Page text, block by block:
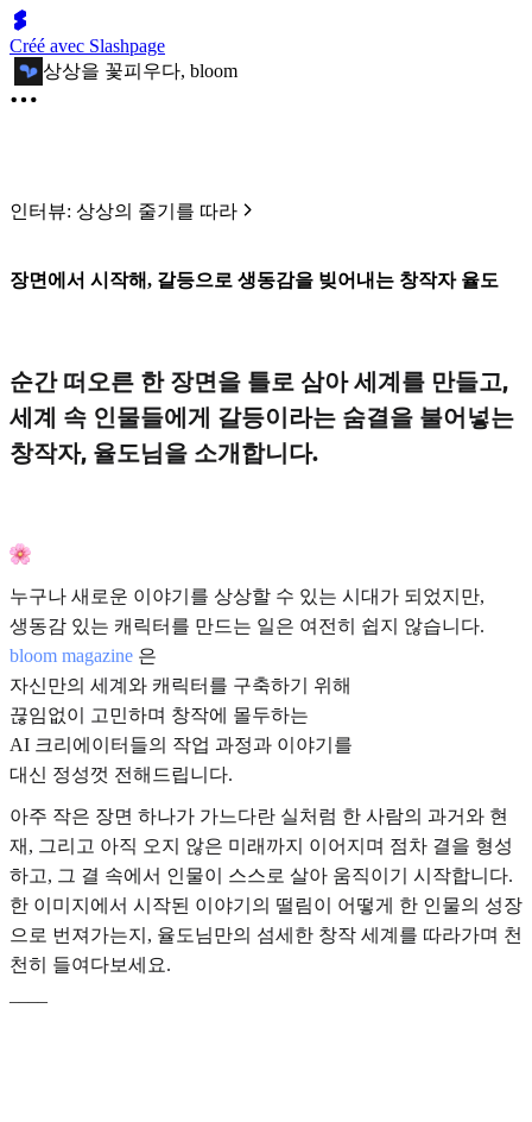
Créé avec Slashpage
상상을 꽃피우다, bloom
인터뷰: 상상의 줄기를 따라
장면에서 시작해, 갈등으로 생동감을 빚어내는 창작자 율도
순간 떠오른 한 장면을 틀로 삼아 세계를 만들고,
세계 속 인물들에게 갈등이라는 숨결을 불어넣는
창작자, 율도님을 소개합니다.
누구나 새로운 이야기를 상상할 수 있는 시대가 되었지만,
생동감 있는 캐릭터를 만드는 일은 여전히 쉽지 않습니다.
bloom magazine 은
자신만의 세계와 캐릭터를 구축하기 위해
끊임없이 고민하며 창작에 몰두하는
AI 크리에이터들의 작업 과정과 이야기를
대신 정성껏 전해드립니다.
아주 작은 장면 하나가 가느다란 실처럼 한 사람의 과거와 현
재, 그리고 아직 오지 않은 미래까지 이어지며 점차 결을 형성
하고, 그 결 속에서 인물이 스스로 살아 움직이기 시작합니다.
한 이미지에서 시작된 이야기의 떨림이 어떻게 한 인물의 성장
으로 번져가는지, 율도님만의 섬세한 창작 세계를 따라가며 천
천히 들여다보세요.